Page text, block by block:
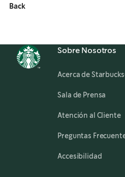
Back
Sobre Nosotros
Acerca de
Sala de Prensa
Atención al Cliente
Preguntas
Accesibilidad